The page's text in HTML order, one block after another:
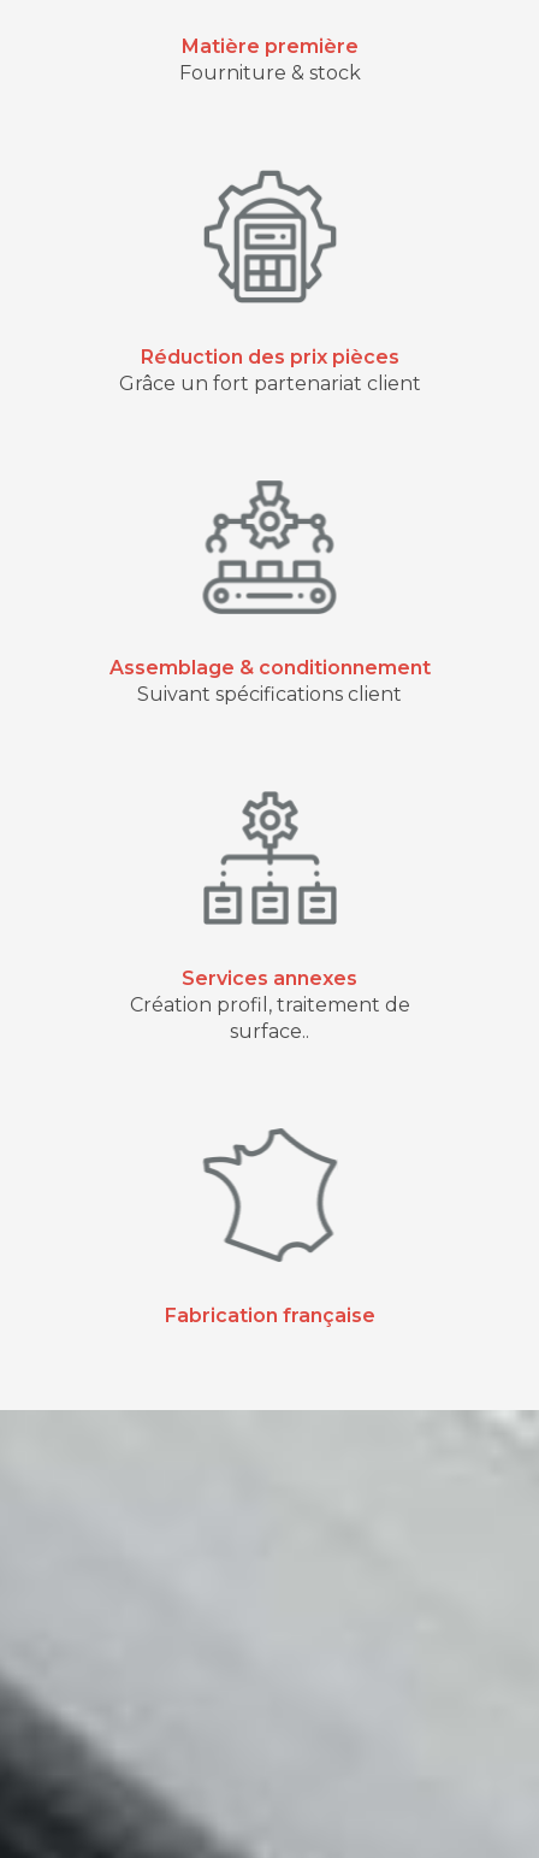
Matière première
Fourniture & stock
Réduction des prix pièces
Grâce un fort partenariat client
Assemblage & conditionnement
Suivant spécifications client
Services annexes
Création profil, traitement de
surface..
Fabrication française